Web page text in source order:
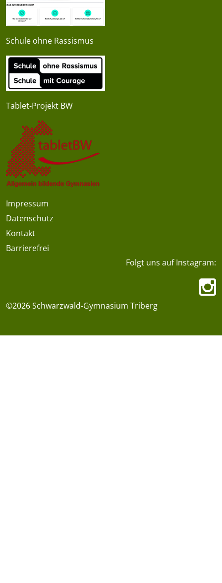
Schule ohne Rassismus
Tablet-Projekt BW
Impressum
Datenschutz
Kontakt
Barrierefrei
Folgt uns auf Instagram:
©2026 Schwarzwald-Gymnasium Triberg